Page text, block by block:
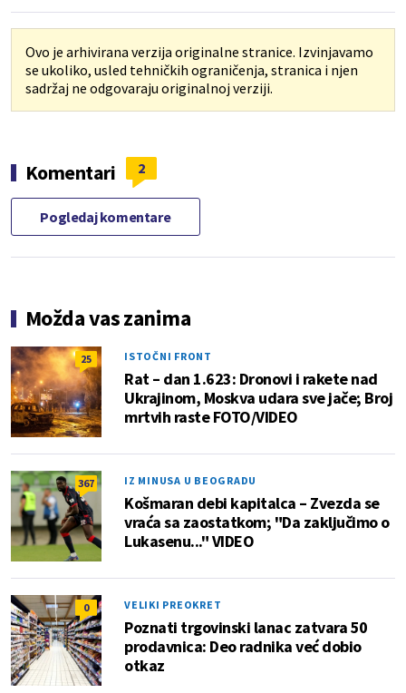
Ovo je arhivirana verzija originalne stranice. Izvinjavamo
se ukoliko, usled tehničkih ograničenja, stranica i njen
sadržaj ne odgovaraju originalnoj verziji.
Komentari 2
Pogledaj komentare
Možda vas zanima
25 ISTOČNI FRONT
Rat – dan 1.623: Dronovi i rakete nad
Ukrajinom, Moskva udara sve jače; Broj
mrtvih raste FOTO/VIDEO
367 IZ MINUSA U BEOGRADU
Košmaran debi kapitalca – Zvezda se
vraća sa zaostatkom; "Da zaključimo o
Lukasenu..." VIDEO
0 VELIKI PREOKRET
Poznati trgovinski lanac zatvara 50
prodavnica: Deo radnika već dobio
otkaz